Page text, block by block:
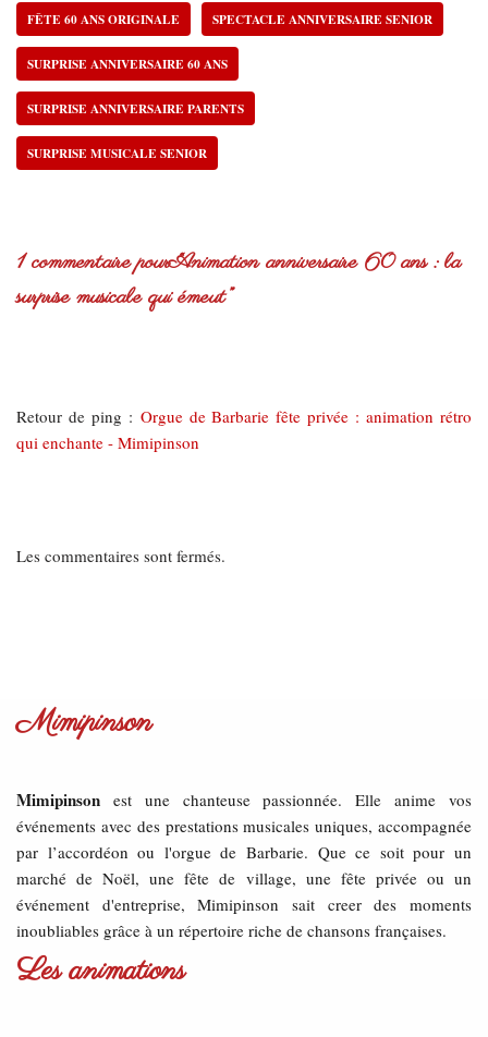
FÊTE 60 ANS ORIGINALE SPECTACLE ANNIVERSAIRE SENIOR
SURPRISE ANNIVERSAIRE 60 ANS
SURPRISE ANNIVERSAIRE PARENTS
SURPRISE MUSICALE SENIOR
1 commentaire pour “Animation anniversaire 60 ans : la
surprise musicale qui émeut”
Retour de ping : Orgue de Barbarie fête privée : animation rétro
qui enchante - Mimipinson
Les commentaires sont fermés.
Mimipinson
Mimipinson est une chanteuse passionnée. Elle anime vos
événements avec des prestations musicales uniques, accompagnée
par l’accordéon ou l'orgue de Barbarie. Que ce soit pour un
marché de Noël, une fête de village, une fête privée ou un
événement d'entreprise, Mimipinson sait creer des moments
inoubliables grâce à un répertoire riche de chansons françaises.
Les animations